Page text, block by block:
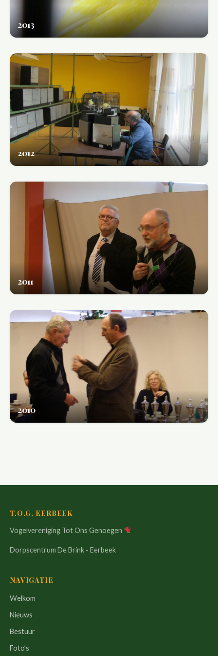
2013
2012
2011
2010
T.O.G. EERBEEK
Vogelvereniging Tot Ons Genoegen
Dorpscentrum De Brink - Eerbeek
NAVIGATIE
Welkom
Nieuws
Bestuur
Foto’s